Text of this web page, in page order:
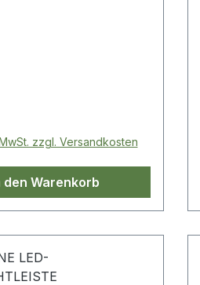
zzgl. Versandkosten
den Warenkorb